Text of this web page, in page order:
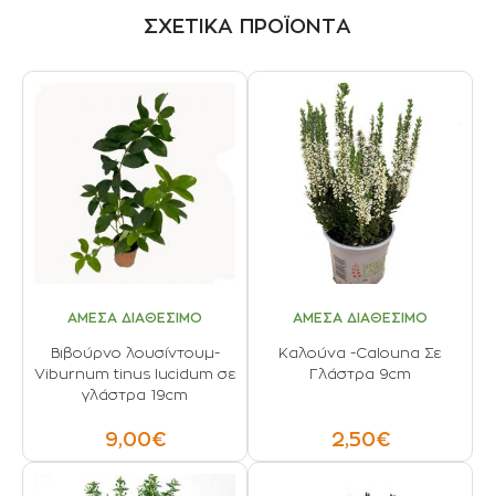
ΣΧΕΤΙΚΑ ΠΡΟΪΟΝΤΑ
ΑΜΕΣΑ ΔΙΑΘΕΣΙΜΟ
Βιβούρνο λουσίντουμ-
Viburnum tinus lucidum σε
γλάστρα 19cm
9,00€
ΑΜΕΣΑ ΔΙΑΘΕΣΙΜΟ
Kαλούνα -Calouna Σε
Γλάστρα 9cm
2,50€